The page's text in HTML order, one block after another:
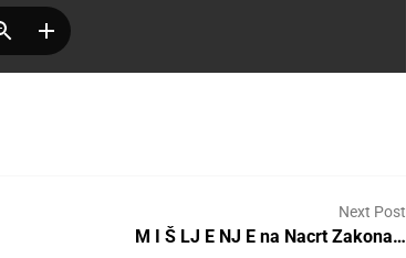
Next Post
M I Š LJ E NJ E na Nacrt Zakona…